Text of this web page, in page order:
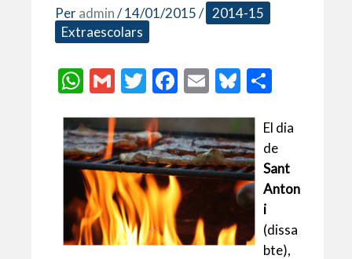
Peradmin/14/01/2015/ 2014-15
Extraescolars
W
at
s
A
p
p
G
ai
l
T
itt
er
F
e
b
o
o
k
E
ai
l
Bl
es
ky
m
p
ar
ix
El dia
de
Sant
Anton
i
(dissa
bte),